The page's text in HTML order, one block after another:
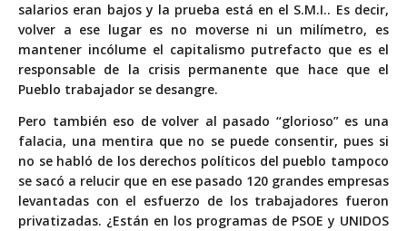
salarios eran bajos y la prueba está en el S.M.I.. Es decir,
volver a ese lugar es no moverse ni un milímetro, es
mantener incólume el capitalismo putrefacto que es el
responsable de la crisis permanente que hace que el
Pueblo trabajador se desangre.
Pero también eso de volver al pasado “glorioso” es una
falacia, una mentira que no se puede consentir, pues si
no se habló de los derechos políticos del pueblo tampoco
se sacó a relucir que en ese pasado 120 grandes empresas
levantadas con el esfuerzo de los trabajadores fueron
privatizadas. ¿Están en los programas de PSOE y UNIDOS